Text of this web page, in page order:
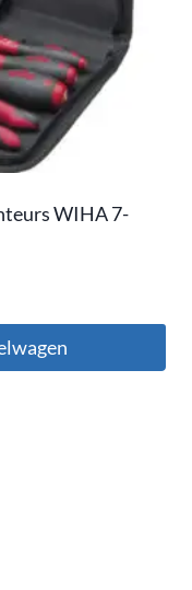
WIHA 7-